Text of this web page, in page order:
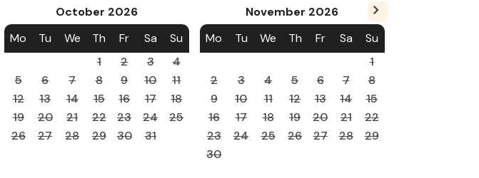
October 2026
Mo
Tu We Th Fr Sa
Su
1
2 3
4
5
6 7 8 9 10
11
12
13 14 15 16 17
18
19
20 21 22 23 24
25
26
27 28 29 30 31
November 2026
Mo
Tu We Th Fr Sa
Su
1
2
3 4 5 6 7
8
9
10 11 12 13 14
15
16
17 18 19 20 21
22
23
24 25 26 27 28
29
30